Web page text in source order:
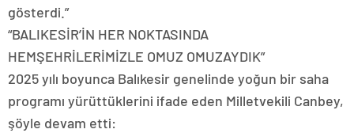
gösterdi.”
“BALIKESİR’İN HER NOKTASINDA
HEMŞEHRİLERİMİZLE OMUZ OMUZAYDIK”
2025 yılı boyunca Balıkesir genelinde yoğun bir saha
programı yürüttüklerini ifade eden Milletvekili Canbey,
şöyle devam etti: